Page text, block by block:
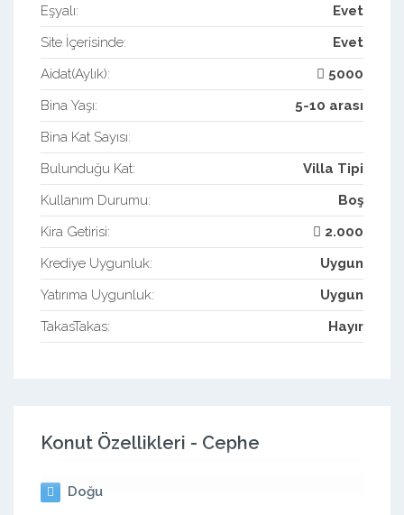
Eşyalı:
Evet
Site İçerisinde:
Evet
Aidat(Aylık):
5000
Bina Yaşı:
5-10 arası
Bina Kat Sayısı:
Bulunduğu Kat:
Villa Tipi
Kullanım Durumu:
Boş
Kira Getirisi:
2.000
Krediye Uygunluk:
Uygun
Yatırıma Uygunluk:
Uygun
TakasTakas:
Hayır
Konut Özellikleri - Cephe
Doğu